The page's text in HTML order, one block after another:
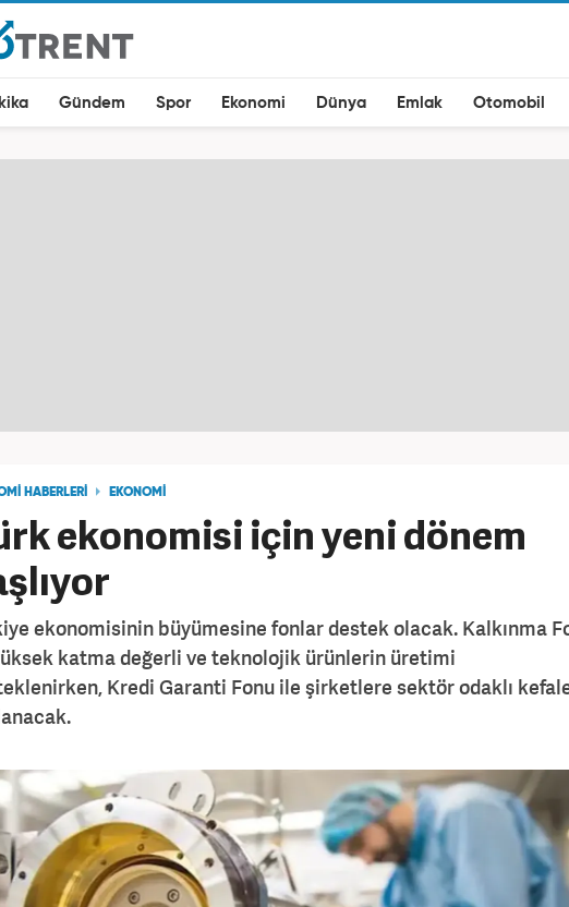
Gündem Spor Ekonomi Dünya Emlak Otomobil
HABERLERİ EKONOMİ
ekonomisi için yeni dönem
ekonomisinin büyümesine fonlar destek olacak. Kalkınma
katma değerli ve teknolojik ürünlerin üretimi
Kredi Garanti Fonu ile şirketlere sektör odaklı